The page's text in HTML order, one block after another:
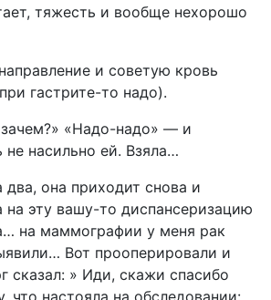
тяжесть и вообще нехорошо
и советую кровь
гастрите-то надо).
«Надо-надо» — и
не насильно ей. Взяла…
она приходит снова и
на эту вашу-то диспансеризацию
на маммографии у меня рак
Вот прооперировали и
сказал: » Иди, скажи спасибо
что настояла на обследовании: